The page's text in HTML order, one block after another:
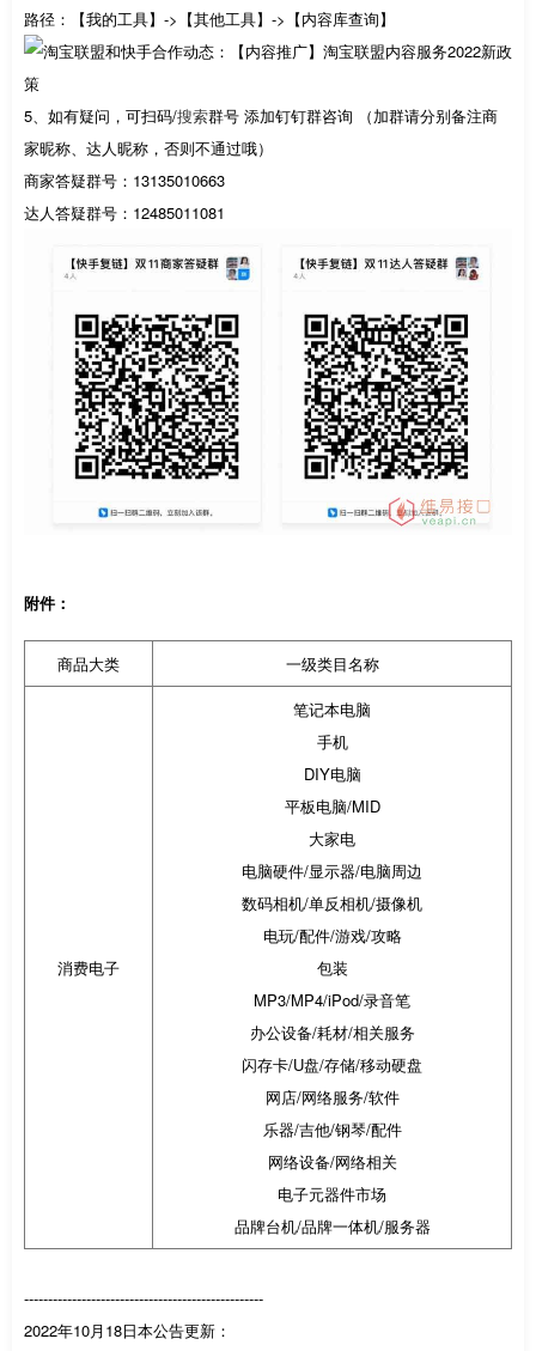
路径：【我的工具】->【其他工具】->【内容库查询】
5、如有疑问，可扫码/搜索群号 添加钉钉群咨询 （加群请分别备注商
家昵称、达人昵称，否则不通过哦）
商家答疑群号：13135010663
达人答疑群号：12485011081
附件：
商品大类 一级类目名称
消费电子
笔记本电脑
手机
DIY电脑
平板电脑/MID
大家电
电脑硬件/显示器/电脑周边
数码相机/单反相机/摄像机
电玩/配件/游戏/攻略
包装
MP3/MP4/iPod/录音笔
办公设备/耗材/相关服务
闪存卡/U盘/存储/移动硬盘
网店/网络服务/软件
乐器/吉他/钢琴/配件
网络设备/网络相关
电子元器件市场
品牌台机/品牌一体机/服务器
--------------------------------------------------
2022年10月18日本公告更新：